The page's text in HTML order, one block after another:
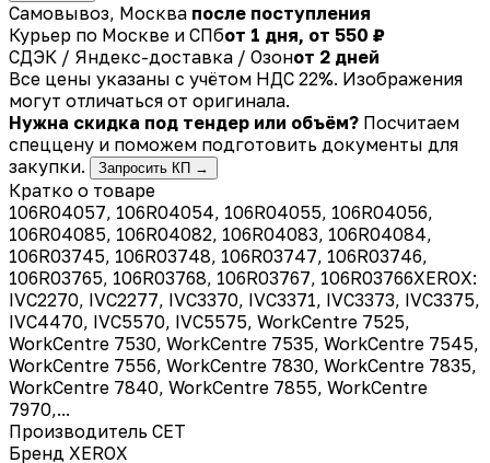
Самовывоз, Москва после поступления
Курьер по Москве и СПбот 1 дня, от 550 ₽
СДЭК / Яндекс-доставка / Озонот 2 дней
Все цены указаны с учётом НДС 22%. Изображения
могут отличаться от оригинала.
Нужна скидка под тендер или объём? Посчитаем
спеццену и поможем подготовить документы для
закупки.
Запросить КП →
Кратко о товаре
106R04057, 106R04054, 106R04055, 106R04056,
106R04085, 106R04082, 106R04083, 106R04084,
106R03745, 106R03748, 106R03747, 106R03746,
106R03765, 106R03768, 106R03767, 106R03766XEROX:
IVC2270, IVC2277, IVC3370, IVC3371, IVC3373, IVC3375,
IVC4470, IVC5570, IVC5575, WorkCentre 7525,
WorkCentre 7530, WorkCentre 7535, WorkCentre 7545,
WorkCentre 7556, WorkCentre 7830, WorkCentre 7835,
WorkCentre 7840, WorkCentre 7855, WorkCentre
7970,...
Производитель CET
Бренд XEROX